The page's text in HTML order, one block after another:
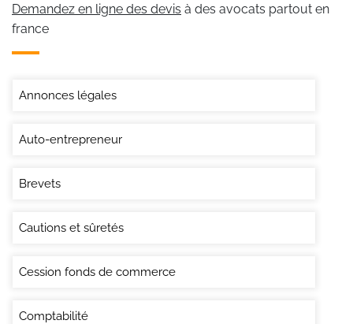
Demandez en ligne des devis à des avocats partout en
france
Annonces légales
Auto-entrepreneur
Brevets
Cautions et sûretés
Cession fonds de commerce
Comptabilité